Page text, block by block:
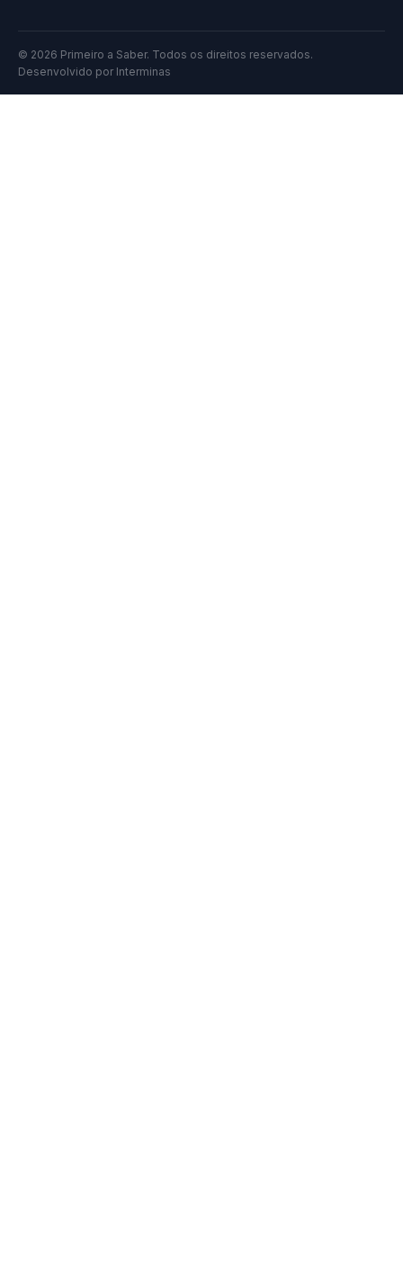
© 2026 Primeiro a Saber. Todos os direitos reservados.
Desenvolvido por Interminas